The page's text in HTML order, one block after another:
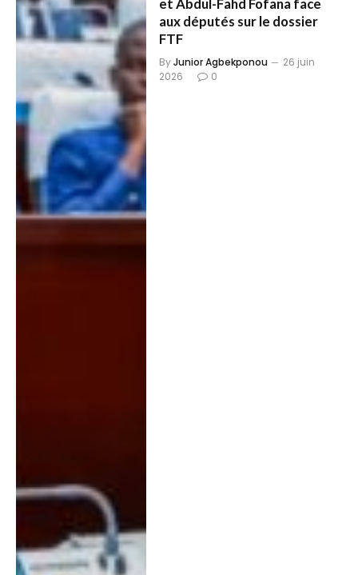
et Abdul-Fahd Fofana face
aux députés sur le dossier
FTF
ByJunior Agbekponou
26 juin
2026
0